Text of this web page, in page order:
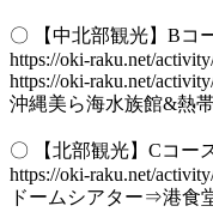
〇 【中北部観光】Bコ
https://oki-raku.net/
https://oki-raku.net/
沖縄美ら海水族館&熱
〇 【北部観光】Cコー
https://oki-raku.net/
ドームシアター⇒港食